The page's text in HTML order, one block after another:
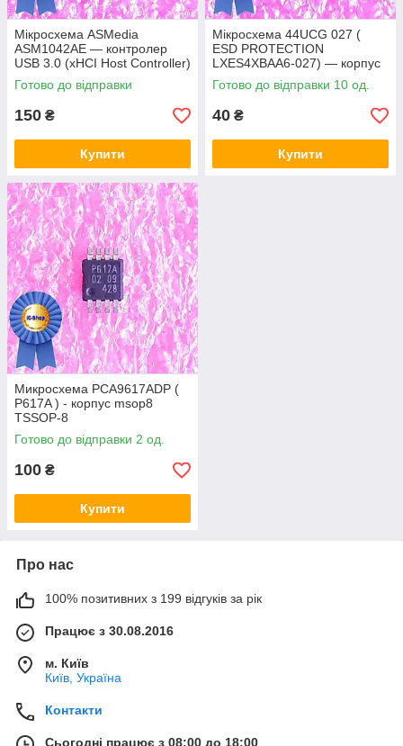
Мікросхема ASMedia
ASM1042AE — контролер
USB 3.0 (xHCI Host Controller)
Готово до відправки
150 ₴
Купити
Мікросхема 44UCG 027 (
ESD PROTECTION
LXES4XBAA6-027) — корпус
msop8
Готово до відправки 10 од.
40 ₴
Купити
Микросхема PCA9617ADP (
P617A ) - корпус msop8
TSSOP-8
Готово до відправки 2 од.
100 ₴
Купити
Про нас
100% позитивних з 199 відгуків за рік
Працює з 30.08.2016
м. Київ
Київ, Україна
Контакти
Сьогодні працює з 08:00 до 18:00